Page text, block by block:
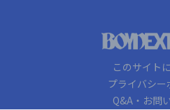
このサイト
プライバシー
Q&A・お問